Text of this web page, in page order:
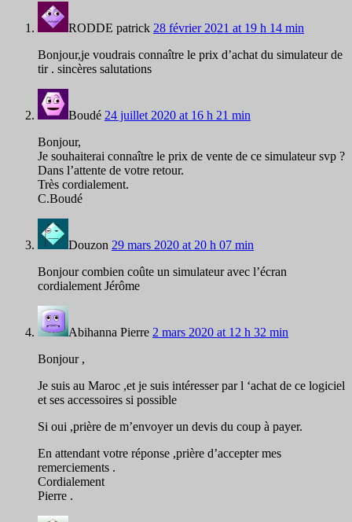
RODDE patrick 28 février 2021 at 19 h 14 min
Bonjour,je voudrais connaître le prix d’achat du simulateur de
tir . sincères salutations
Boudé 24 juillet 2020 at 16 h 21 min
Bonjour,
Je souhaiterai connaître le prix de vente de ce simulateur svp ?
Dans l’attente de votre retour.
Très cordialement.
C.Boudé
Douzon 29 mars 2020 at 20 h 07 min
Bonjour combien coûte un simulateur avec l’écran
cordialement Jérôme
Abihanna Pierre 2 mars 2020 at 12 h 32 min
Bonjour ,
Je suis au Maroc ,et je suis intéresser par l ‘achat de ce logiciel
et ses accessoires si possible
Si oui ,prière de m’envoyer un devis du coup à payer.
En attendant votre réponse ,prière d’accepter mes
remerciements .
Cordialement
Pierre .